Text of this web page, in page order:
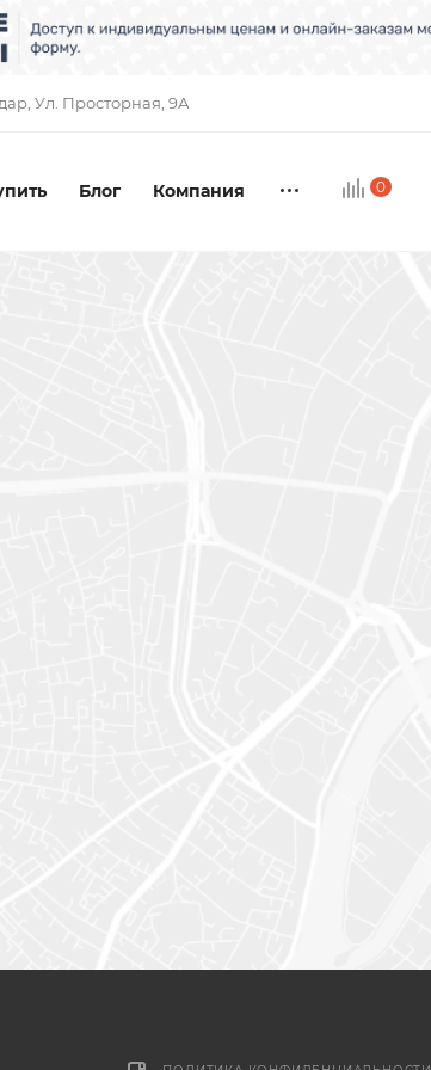
​Ул. Просторная, 9А
0
Блог Компания